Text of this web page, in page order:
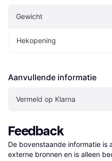
Gewicht
Hekopening
Aanvullende informatie
Vermeld op Klarna
Feedback
De bovenstaande informatie is
externe bronnen en is alleen